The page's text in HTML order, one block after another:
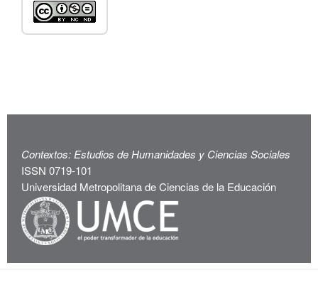
Contextos: Estudios de Humanidades y Ciencias Sociales
ISSN 0719-101
Universidad Metropolitana de Ciencias de la Educación